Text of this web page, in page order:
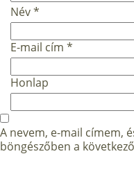
Név*
E-mail cím *
Honlap
A nevem, e-mail címem,
böngészőben a